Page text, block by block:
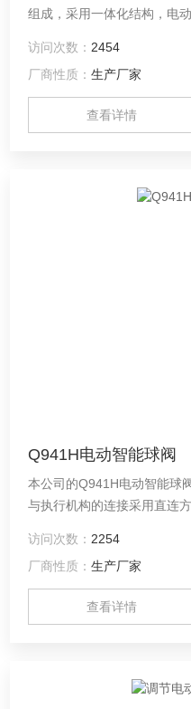
组成，采用一体化结构，电
运转，智能电动球阀可以选
执行器上面开关阀门，也可
控开关，此外智能电动球阀
人、性能可靠、配套简单、
访问次数： 2454
厂商性质：生产厂家
查看详情
Q941H电动智能球阀
本公司的Q941H电动智能球
与执行机构的连接采用直连
可控制运转。球阀是一种球
门，其由回转型防爆角行程
旋转类型高性能调节或开关
（DCS、PLC系统）仪表来
访问次数： 2254
厂商性质：生产厂家
查看详情